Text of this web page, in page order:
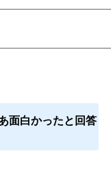
面白かったと回答